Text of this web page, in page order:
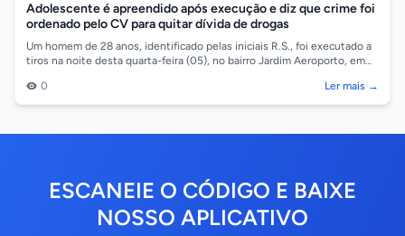
Adolescente é apreendido após execução e diz que crime foi
ordenado pelo CV para quitar dívida de drogas
Um homem de 28 anos, identificado pelas iniciais R.S., foi executado a
tiros na noite desta quarta-feira (05), no bairro Jardim Aeroporto, em
0
Ler mais →
ESCANEIE O CÓDIGO E BAIXE
NOSSO APLICATIVO